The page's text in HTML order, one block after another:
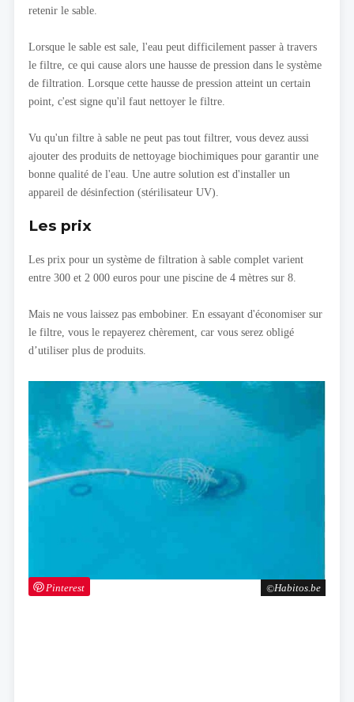
Habitos.be
Pinterest
retenir le sable.
Lorsque le sable est sale, l'eau peut difficilement passer à travers
le filtre, ce qui cause alors une hausse de pression dans le système
de filtration. Lorsque cette hausse de pression atteint un certain
point, c'est signe qu'il faut nettoyer le filtre.
Vu qu'un filtre à sable ne peut pas tout filtrer, vous devez aussi
ajouter des produits de nettoyage biochimiques pour garantir une
bonne qualité de l'eau. Une autre solution est d'installer un
appareil de désinfection (stérilisateur UV).
Les prix
Les prix pour un système de filtration à sable complet varient
entre 300 et 2 000 euros pour une piscine de 4 mètres sur 8.
Mais ne vous laissez pas embobiner. En essayant d'économiser sur
le filtre, vous le repayerez chèrement, car vous serez obligé
d’utiliser plus de produits.